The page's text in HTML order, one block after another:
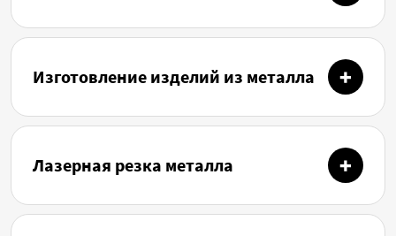
Изготовление изделий из металла
Лазерная резка металла